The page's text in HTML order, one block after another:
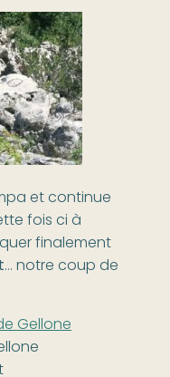
et continue
fois ci à
finalement
… notre coup de
Gellone